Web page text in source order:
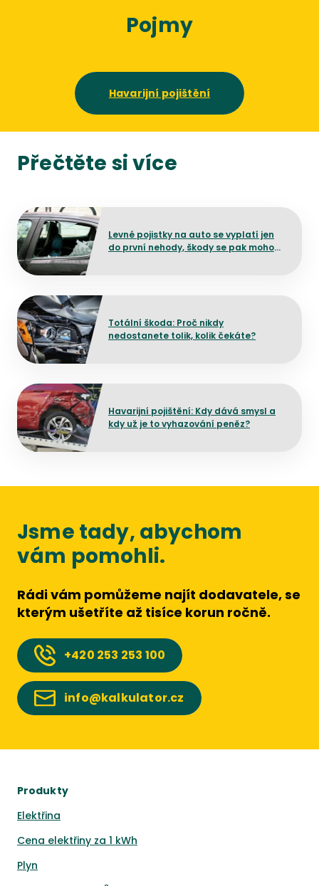
Pojmy
Havarijní pojištění
Přečtěte si více
Levné pojistky na auto se vyplatí jen
do první nehody, škody se pak mohou
Přejít na detail článku
Totální škoda: Proč nikdy
nedostanete tolik, kolik čekáte?
Přejít na detail článku
Havarijní pojištění: Kdy dává smysl a
kdy už je to vyhazování peněz?
Přejít na detail článku
Jsme tady, abychom
vám pomohli.
Rádi vám pomůžeme najít dodavatele, se
kterým ušetříte až tisíce korun ročně.
+420 253 253 100
info@kalkulator.cz
Produkty
Elektřina
Cena elektřiny za 1 kWh
Plyn